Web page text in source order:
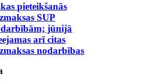
pieteikšanās
SUP
jūnijā
arī citas
nodarbības